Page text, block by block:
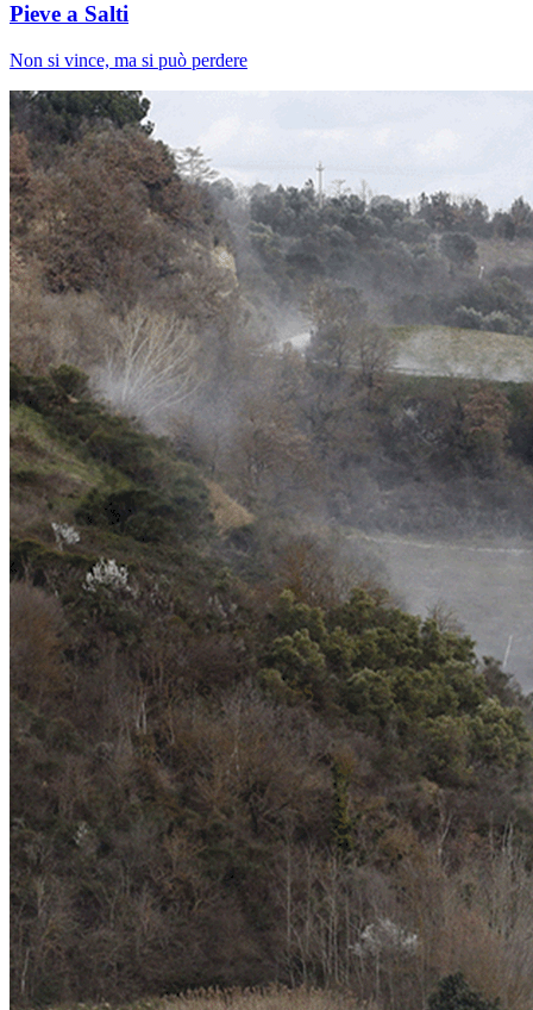
Pieve a Salti
Non si vince, ma si può perdere